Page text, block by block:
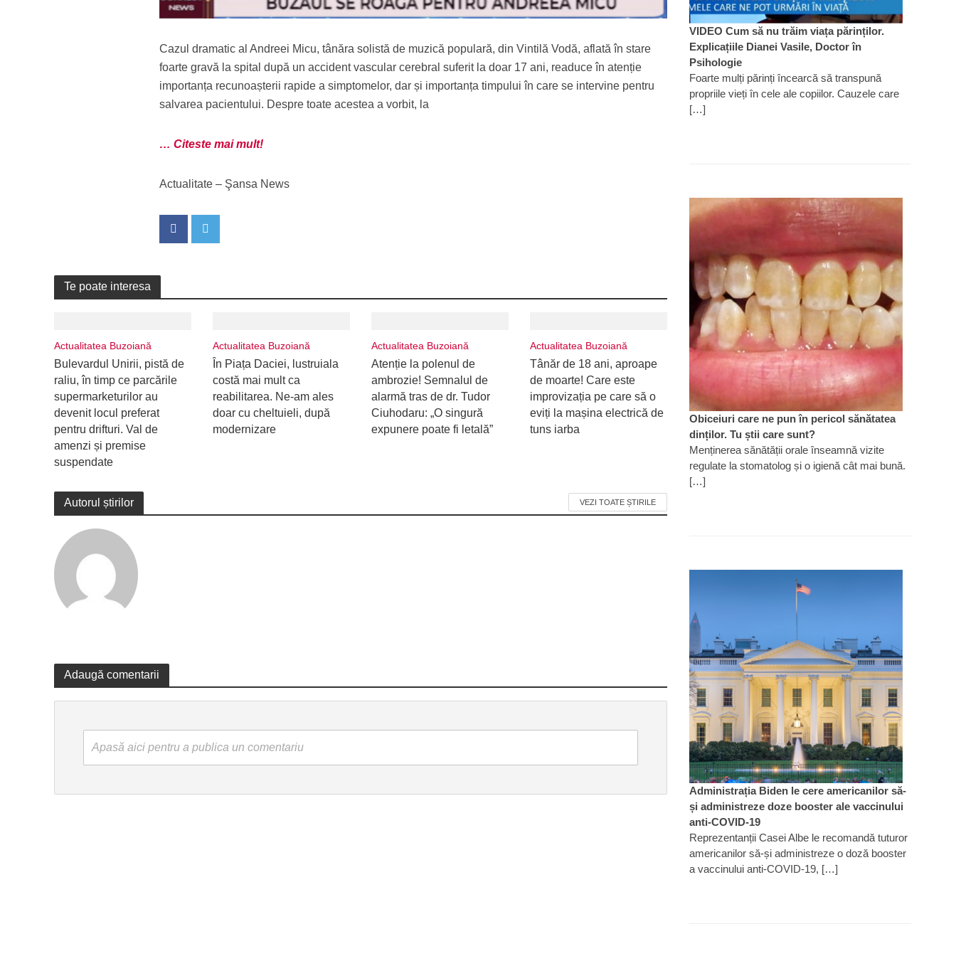
Cazul dramatic al Andreei Micu, tânăra solistă de muzică populară, din Vintilă Vodă, aflată în stare
foarte gravă la spital după un accident vascular cerebral suferit la doar 17 ani, readuce în atenție
importanța recunoașterii rapide a simptomelor, dar și importanța timpului în care se intervine pentru
salvarea pacientului. Despre toate acestea a vorbit, la
… Citeste mai mult!
Actualitate – Şansa News
Te poate interesa
Actualitatea Buzoiană
Bulevardul Unirii, pistă de
raliu, în timp ce parcările
supermarketurilor au
devenit locul preferat
pentru drifturi. Val de
amenzi și premise
suspendate
Actualitatea Buzoiană
În Piața Daciei, lustruiala
costă mai mult ca
reabilitarea. Ne-am ales
doar cu cheltuieli, după
modernizare
Actualitatea Buzoiană
Atenție la polenul de
ambrozie! Semnalul de
alarmă tras de dr. Tudor
Ciuhodaru: „O singură
expunere poate fi letală”
Actualitatea Buzoiană
Tânăr de 18 ani, aproape
de moarte! Care este
improvizația pe care să o
eviți la mașina electrică de
tuns iarba
Autorul știrilor VEZI TOATE ȘTIRILE
Adaugă comentarii
Apasă aici pentru a publica un comentariu
VIDEO Cum să nu trăim viața părinților.
Explicațiile Dianei Vasile, Doctor în
Psihologie
Foarte mulți părinți încearcă să transpună
propriile vieți în cele ale copiilor. Cauzele care
[…]
Obiceiuri care ne pun în pericol sănătatea
dinților. Tu știi care sunt?
Menținerea sănătății orale înseamnă vizite
regulate la stomatolog și o igienă cât mai bună.
[…]
Administrația Biden le cere americanilor să-
și administreze doze booster ale vaccinului
anti-COVID-19
Reprezentanții Casei Albe le recomandă tuturor
americanilor să-și administreze o doză booster
a vaccinului anti-COVID-19, […]